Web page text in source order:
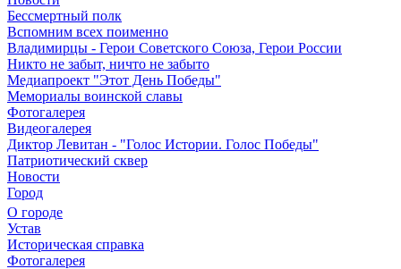
Бессмертный полк
Вспомним всех поименно
Владимирцы - Герои Советского Союза, Герои России
Никто не забыт, ничто не забыто
Медиапроект "Этот День Победы"
Мемориалы воинской славы
Фотогалерея
Видеогалерея
Диктор Левитан - "Голос Истории. Голос Победы"
Патриотический сквер
Новости
Город
О городе
Устав
Историческая справка
Фотогалерея